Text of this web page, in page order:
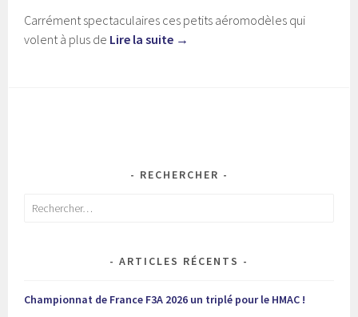
Carrément spectaculaires ces petits aéromodèles qui
volent à plus de Lire la suite →
RECHERCHER
Rechercher :
ARTICLES RÉCENTS
Championnat de France F3A 2026 un triplé pour le HMAC !